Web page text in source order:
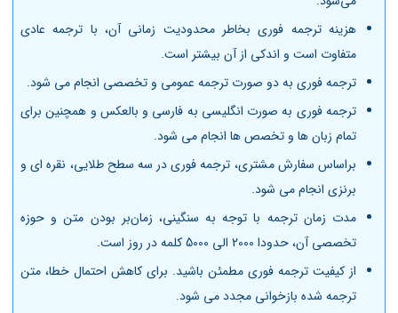
هزینه ترجمه فوری بخاطر محدودیت زمانی آن، با ترجمه عادی
متفاوت است و اندکی از آن بیشتر است.
ترجمه فوری به دو صورت ترجمه عمومی و تخصصی انجام می شود.
ترجمه فوری به صورت انگلیسی به فارسی و بالعکس و همچنین برای
تمام زبان ها و تخصص ها انجام می شود.
براساس سفارش مشتری، ترجمه فوری در سه سطح طلایی، نقره ای و
برنزی انجام می شود.
مدت زمان ترجمه با توجه به سنگینی، زمان‌بر بودن متن و حوزه
تخصصی آن، حدودا 2000 الی 5000 کلمه در روز است.
از کیفیت ترجمه فوری مطمئن باشید. برای کاهش احتمال خطا، متن
ترجمه شده بازخوانی مجدد می شود.